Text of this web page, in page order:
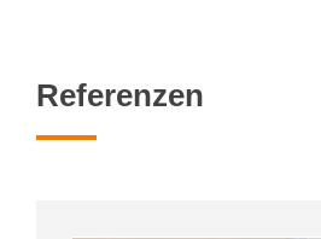
Referenzen